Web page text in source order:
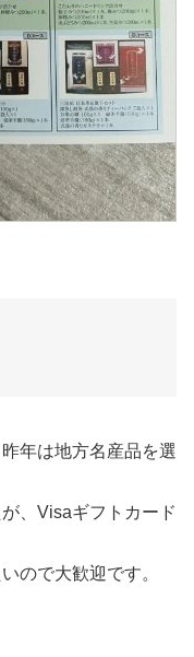
年は地方名産品を選
、Visaギフトカード
ので大歓迎です。